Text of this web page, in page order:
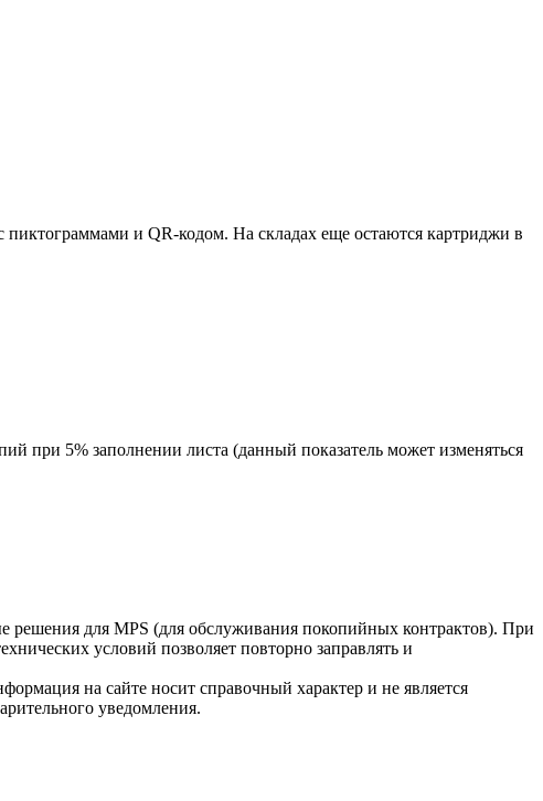
и QR-кодом. На складах еще остаются картриджи в
при 5% заполнении листа (данный показатель может изменяться
для MPS (для обслуживания покопийных контрактов). При
условий позволяет повторно заправлять и
на сайте носит справочный характер и не является
уведомления.